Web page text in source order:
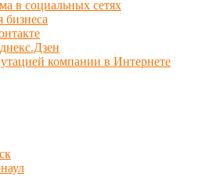
в социальных сетях
бизнеса
компании в Интернете